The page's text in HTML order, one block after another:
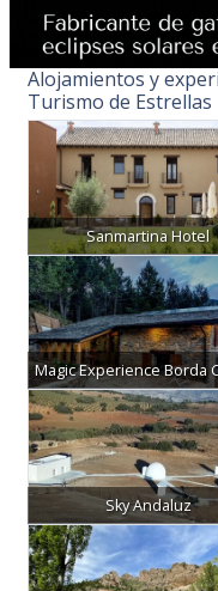
Alojamientos y
Turismo de Estrellas
Sanmartina Hotel
Magic Experience Borda
Sky Andaluz